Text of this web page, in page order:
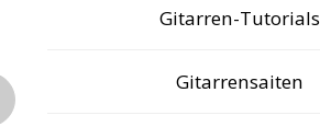
Gitarren-Tutorials
Gitarrensaiten